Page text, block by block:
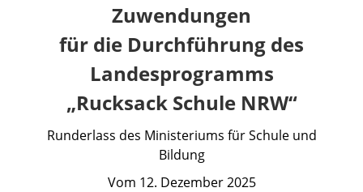
Zuwendungen
für die Durchführung des
Landesprogramms
„Rucksack Schule NRW“
Runderlass des Ministeriums für Schule und
Bildung
Vom 12. Dezember 2025